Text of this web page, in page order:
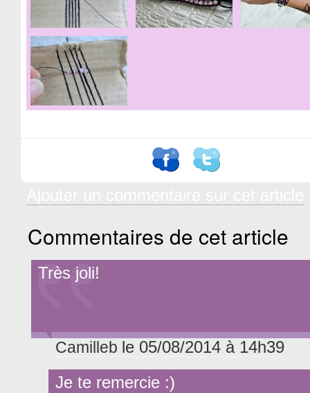
Commentaires de cet article
Très joli!
Camilleb le 05/08/2014 à 14h39
Je te remercie :)